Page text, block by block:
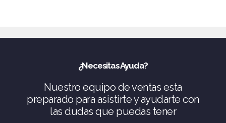
¿Necesitas Ayuda?
Nuestro equipo de ventas esta
preparado para asistirte y ayudarte con
las dudas que puedas tener